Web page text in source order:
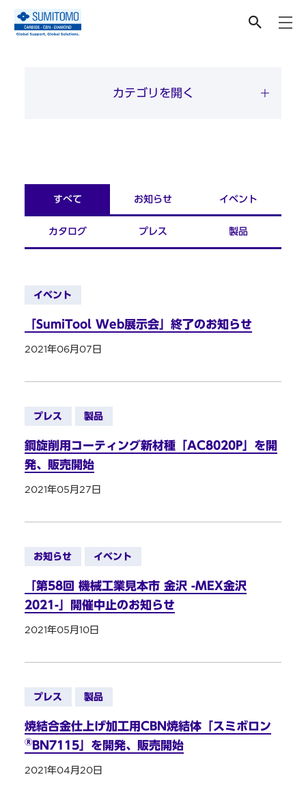
TOP
カテゴリを開く
すべて お知らせ イベント
カタログ プレス 製品
イベント
「SumiTool Web展示会」終了のお知らせ
2021年06月07日
プレス 製品
鋼旋削用コーティング新材種「AC8020P」を開
発、販売開始
2021年05月27日
お知らせ イベント
「第58回 機械工業見本市 金沢 -MEX金沢
2021-」開催中止のお知らせ
2021年05月10日
プレス 製品
焼結合金仕上げ加工用CBN焼結体「スミボロン
®BN7115」を開発、販売開始
2021年04月20日